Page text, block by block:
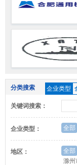
分类搜索 企业类型
关键词搜索：
企业类型： 全部
地区： 全部
滁州